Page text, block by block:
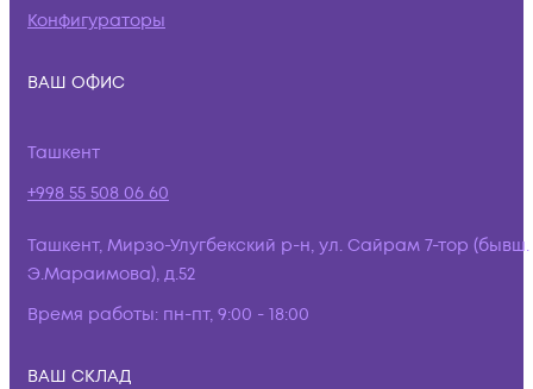
Конфигураторы
ВАШ ОФИС
Ташкент
+998 55 508 06 60
Ташкент, Мирзо-Улугбекский р-н, ул. Сайрам 7-тор (бывш.
Э.Мараимова), д.52
Время работы: пн-пт, 9:00 - 18:00
ВАШ СКЛАД